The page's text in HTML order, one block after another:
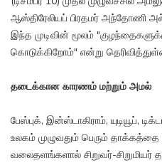
ஆஸ்திரேலியப் பிரதமர் அந்தோணி
இந்த முடிவின் மூலம்
கொடுக்கிறோம்" என்று
தடைக்கான காரணம் மற்றும் அமல்
பேஸ்புக், இன்ஸ்டாகிராம், யுடியூப்,
உலகம் முழுவதும் பெரும் தாக்கத்தை
வலைதளங்களால் சிறுவர்-சிறுமியர்